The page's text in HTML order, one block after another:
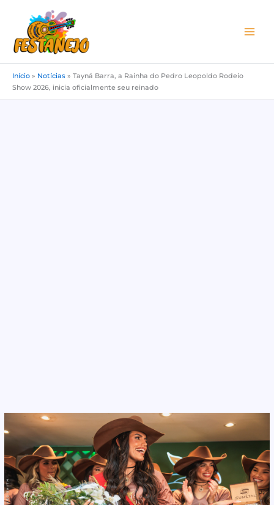
conteúdo
Início » Notícias » Tayná Barra, a Rainha do Pedro Leopoldo Rodeio
Show 2026, inicia oficialmente seu reinado